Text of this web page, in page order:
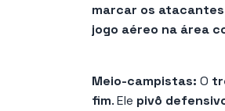
marcar os
jogo aéreo na área
Meio-campistas: O
fim. Ele pivô